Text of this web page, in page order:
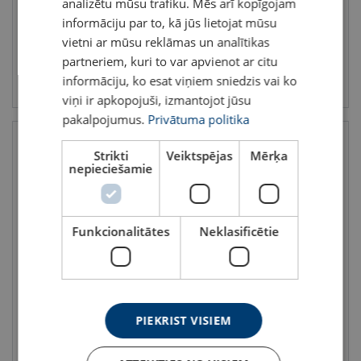
Skatīt Skatīt
Nerūsējošā tērauda trīsis
Celtspēja : 0.15 - 6.5 tonnas
Trīsis ar āķi POWERTEX
Celtspēja : 2 - 22 tonnas
informāciju par to, kā jūs lietojat mūsu
vietni ar mūsu reklāmas un analītikas
partneriem, kuri to var apvienot ar citu
informāciju, ko esat viņiem sniedzis vai ko
viņi ir apkopojuši, izmantojot jūsu
pakalpojumus. Privātuma politika
Strikti
nepieciešamie
Veiktspējas Mērķa
Funkcionalitātes Neklasificētie
PIEKRIST VISIEM